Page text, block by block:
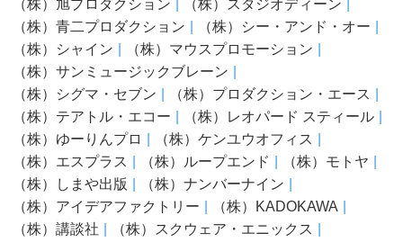
（株）旭プロダクション
（株）スタジオディーン
（株）青二プロダクション
（株）シー・アンド・オー
（株）シャイン
（株）マウスプロモーション
（株）サンミュージックブレーン
（株）シグマ・セブン
（株）プロダクション・エース
（株）テアトル・エコー
（株）レオパード スティール
（株）ゆーりんプロ
（株）ケンユウオフィス
（株）エスプラス
（株）ループエンド
（株）モトヤ
（株）しまや出版
（株）ナンバーナイン
（株）アイデアファクトリー
（株）KADOKAWA
（株）講談社
（株）スクウェア・エニックス